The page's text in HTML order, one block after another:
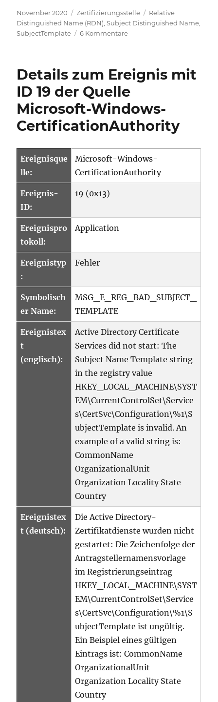
Veröffentlicht
am
November 2020 Kategorien
Zertifizierungsstelle Schlagwörter
Relative
Distinguished Name (RDN) ,Subject Distinguished Name
SubjectTemplate
6 Kommentarezu
Relative
Distinguished
Names
(RDNs)
im
Subject
Distinguished
(DN)
Zertifikate
Details zum Ereignis mit
ID 19 der Quelle
Microsoft-Windows-
CertificationAuthority
Ereignisque
lle:
Microsoft-Windows-
CertificationAuthority
Ereignis-
ID:
19 (0x13)
Ereignispro
tokoll:
Application
Ereignistyp
:
Fehler
Symbolisch
er Name:
MSG_E_REG_BAD_SUBJECT_
TEMPLATE
Ereignistex
t
(englisch):
Active Directory Certificate
Services did not start: The
Subject Name Template string
in the registry value
HKEY_LOCAL_MACHINE\SYST
EM\CurrentControlSet\Service
s\CertSvc\Configuration\%1\S
ubjectTemplate is invalid. An
example of a valid string is:
CommonName
OrganizationalUnit
Organization Locality State
Country
Ereignistex
t (deutsch):
Die Active Directory-
Zertifikatdienste wurden nicht
gestartet: Die Zeichenfolge der
Antragstellernamensvorlage
im Registrierungseintrag
HKEY_LOCAL_MACHINE\SYST
EM\CurrentControlSet\Service
s\CertSvc\Configuration\%1\S
ubjectTemplate ist ungültig.
Ein Beispiel eines gültigen
Eintrags ist: CommonName
OrganizationalUnit
Organization Locality State
Country